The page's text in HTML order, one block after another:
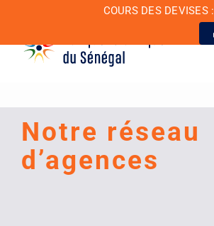
contenu
COURS DES DEVISES :
La Banque
Notre réseau
d’agences